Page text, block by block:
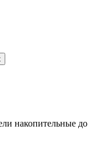
накопительные до